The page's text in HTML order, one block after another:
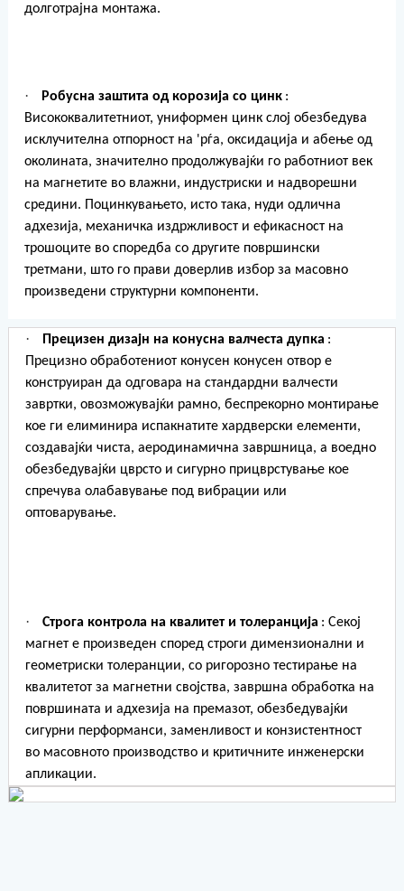
долготрајна монтажа.
· Робусна заштита од корозија со цинк :
Висококвалитетниот, униформен цинк слој обезбедува
исклучителна отпорност на 'рѓа, оксидација и абење од
околината, значително продолжувајќи го работниот век
на магнетите во влажни, индустриски и надворешни
средини. Поцинкувањето, исто така, нуди одлична
адхезија, механичка издржливост и ефикасност на
трошоците во споредба со другите површински
третмани, што го прави доверлив избор за масовно
произведени структурни компоненти.
· Прецизен дизајн на конусна валчеста дупка :
Прецизно обработениот конусен конусен отвор е
конструиран да одговара на стандардни валчести
завртки, овозможувајќи рамно, беспрекорно монтирање
кое ги елиминира испакнатите хардверски елементи,
создавајќи чиста, аеродинамична завршница, а воедно
обезбедувајќи цврсто и сигурно прицврстување кое
спречува олабавување под вибрации или
оптоварување.
· Строга контрола на квалитет и толеранција : Секој
магнет е произведен според строги димензионални и
геометриски толеранции, со ригорозно тестирање на
квалитетот за магнетни својства, завршна обработка на
површината и адхезија на премазот, обезбедувајќи
сигурни перформанси, заменливост и конзистентност
во масовното производство и критичните инженерски
апликации.